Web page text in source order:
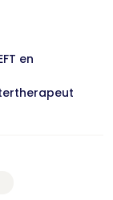
en